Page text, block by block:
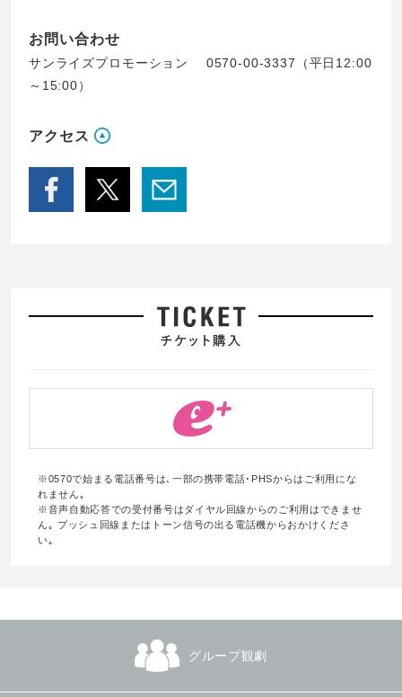
お問い合わせ
サンライズプロモーション 0570-00-3337（平日12:00
～15:00）
アクセス
※0570で始まる電話番号は､一部の携帯電話･PHSからはご利用にな
れません｡
※音声自動応答での受付番号はダイヤル回線からのご利用はできませ
ん｡ プッシュ回線またはトーン信号の出る電話機からおかけくださ
い｡
グループ観劇